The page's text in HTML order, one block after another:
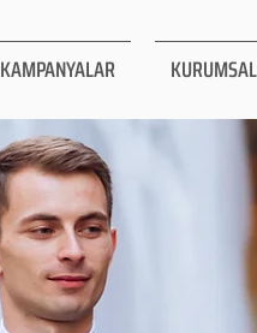
KAMPANYALAR KURUMSAL